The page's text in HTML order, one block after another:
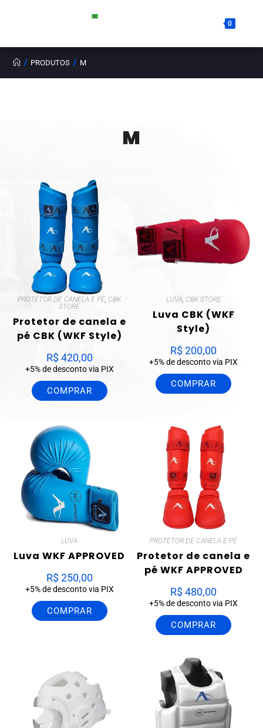
0
M
/ PRODUTOS / M
PROTETOR DE CANELA E PÉ,CBK
STORE
Protetor de canela e
pé CBK (WKF Style)
R$420,00
+5% de desconto via PIX
COMPRAR
LUVA, CBK STORE
Luva CBK (WKF
Style)
R$200,00
+5% de desconto via PIX
COMPRAR
LUVA
Luva WKF APPROVED
R$250,00
+5% de desconto via PIX
COMPRAR
PROTETOR DE CANELA E PÉ
Protetor de canela e
pé WKF APPROVED
R$480,00
+5% de desconto via PIX
COMPRAR